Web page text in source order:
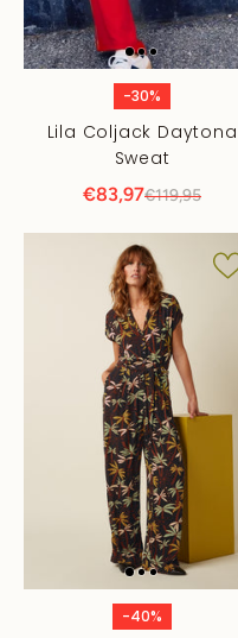
-30%
Lila Coljack Daytona
Sweat
€83,97€119,95
-40%